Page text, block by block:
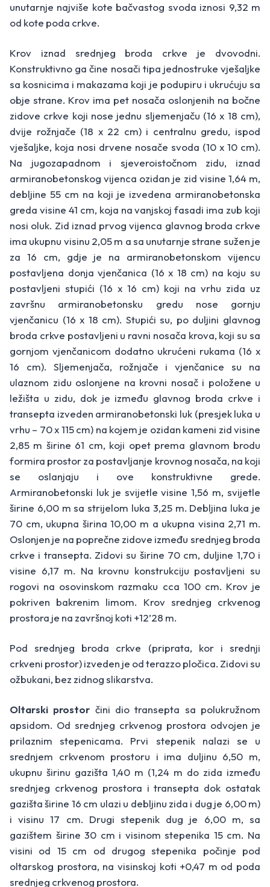
unutarnje najviše kote bačvastog svoda iznosi 9,32 m
od kote poda crkve.
Krov iznad srednjeg broda crkve je dvovodni.
Konstruktivno ga čine nosači tipa jednostruke vješaljke
sa kosnicima i makazama koji je podupiru i ukrućuju sa
obje strane. Krov ima pet nosača oslonjenih na bočne
zidove crkve koji nose jednu sljemenjaču (16 x 18 cm),
dvije rožnjače (18 x 22 cm) i centralnu gredu, ispod
vješaljke, koja nosi drvene nosače svoda (10 x 10 cm).
Na jugozapadnom i sjeveroistočnom zidu, iznad
armiranobetonskog vijenca ozidan je zid visine 1,64 m,
debljine 55 cm na koji je izvedena armiranobetonska
greda visine 41 cm, koja na vanjskoj fasadi ima zub koji
nosi oluk. Zid iznad prvog vijenca glavnog broda crkve
ima ukupnu visinu 2,05 m a sa unutarnje strane sužen je
za 16 cm, gdje je na armiranobetonskom vijencu
postavljena donja vjenčanica (16 x 18 cm) na koju su
postavljeni stupići (16 x 16 cm) koji na vrhu zida uz
završnu armiranobetonsku gredu nose gornju
vjenčanicu (16 x 18 cm). Stupići su, po duljini glavnog
broda crkve postavljeni u ravni nosača krova, koji su sa
gornjom vjenčanicom dodatno ukrućeni rukama (16 x
16 cm). Sljemenjača, rožnjače i vjenčanice su na
ulaznom zidu oslonjene na krovni nosač i položene u
ležišta u zidu, dok je između glavnog broda crkve i
transepta izveden armiranobetonski luk (presjek luka u
vrhu – 70 x 115 cm) na kojem je ozidan kameni zid visine
2,85 m širine 61 cm, koji opet prema glavnom brodu
formira prostor za postavljanje krovnog nosača, na koji
se oslanjaju i ove konstruktivne grede.
Armiranobetonski luk je svijetle visine 1,56 m, svijetle
širine 6,00 m sa strijelom luka 3,25 m. Debljina luka je
70 cm, ukupna širina 10,00 m a ukupna visina 2,71 m.
Oslonjen je na poprečne zidove između srednjeg broda
crkve i transepta. Zidovi su širine 70 cm, duljine 1,70 i
visine 6,17 m. Na krovnu konstrukciju postavljeni su
rogovi na osovinskom razmaku cca 100 cm. Krov je
pokriven bakrenim limom. Krov srednjeg crkvenog
prostora je na završnoj koti +12’28 m.
Pod srednjeg broda crkve (priprata, kor i srednji
crkveni prostor) izveden je od terazzo pločica. Zidovi su
ožbukani, bez zidnog slikarstva.
Oltarski prostor čini dio transepta sa polukružnom
apsidom. Od srednjeg crkvenog prostora odvojen je
prilaznim stepenicama. Prvi stepenik nalazi se u
srednjem crkvenom prostoru i ima duljinu 6,50 m,
ukupnu širinu gazišta 1,40 m (1,24 m do zida između
srednjeg crkvenog prostora i transepta dok ostatak
gazišta širine 16 cm ulazi u debljinu zida i dug je 6,00 m)
i visinu 17 cm. Drugi stepenik dug je 6,00 m, sa
gazištem širine 30 cm i visinom stepenika 15 cm. Na
visini od 15 cm od drugog stepenika počinje pod
oltarskog prostora, na visinskoj koti +0,47 m od poda
srednjeg crkvenog prostora.